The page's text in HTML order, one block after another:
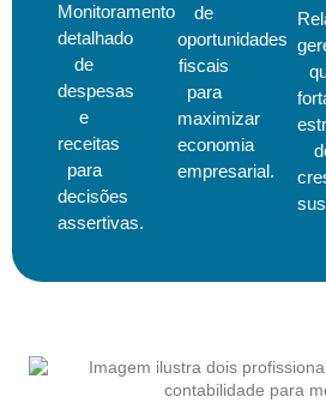
Monitoramento
detalhado
de
despesas
e
receitas
para
decisões
assertivas.
de
oportunidades
fiscais
para
maximizar
economia
empresarial.